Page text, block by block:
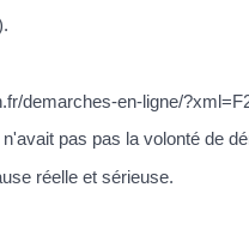
demarches-en-ligne/
pas pas la volonté de
réelle et sérieuse.